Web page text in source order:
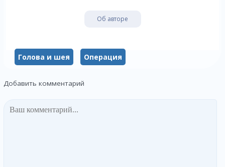
Об авторе
Голова и шея Операция
Добавить комментарий